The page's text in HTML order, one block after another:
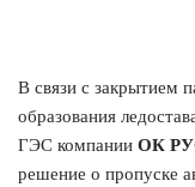
В связи с закрытием
образования
ГЭС компании ОК
решение о пропуске